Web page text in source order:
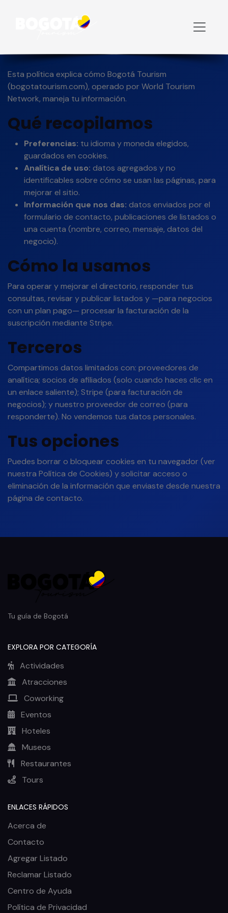
Política de Privacidad
Esta política explica cómo Bogotá Tourism
(bogotatourism.com), operado por World Tourism
Network, maneja tu información.
Qué recopilamos
Preferencias: tu idioma y moneda elegidos,
guardados en cookies.
Analítica de uso: datos agregados y no
identificables sobre cómo se usan las páginas, para
mejorar el sitio.
Información que nos das: datos enviados por el
formulario de contacto, publicaciones de listados o
una cuenta (nombre, correo, mensaje, datos del
negocio).
Cómo la usamos
Para operar y mejorar el directorio, responder tus
consultas, revisar y publicar listados y —para negocios
con un plan pago— procesar la facturación de la
suscripción mediante Stripe.
Terceros
Compartimos datos limitados con: proveedores de
analítica; socios de afiliados (solo cuando haces clic en
un enlace saliente); Stripe (para facturación de
negocios); y nuestro proveedor de correo (para
responderte). No vendemos tus datos personales.
Tus opciones
Puedes borrar o bloquear cookies en tu navegador (ver
nuestra Política de Cookies) y solicitar acceso o
eliminación de la información que enviaste desde nuestra
página de contacto.
Tu guía de Bogotá
EXPLORA POR CATEGORÍA
Actividades
Atracciones
Coworking
Eventos
Hoteles
Museos
Restaurantes
Tours
ENLACES RÁPIDOS
Acerca de
Contacto
Agregar Listado
Reclamar Listado
Centro de Ayuda
Política de Privacidad